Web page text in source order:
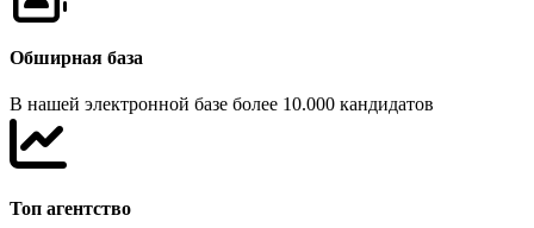
Обширная база
В нашей электронной базе более 10.000 кандидатов
Топ агентство